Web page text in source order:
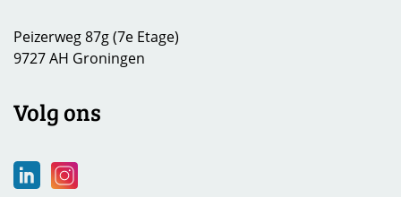
Peizerweg 87g (7e Etage)
9727 AH Groningen
Volg ons